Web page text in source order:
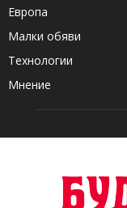
Европа
Малки обяви
Технологии
Мнение